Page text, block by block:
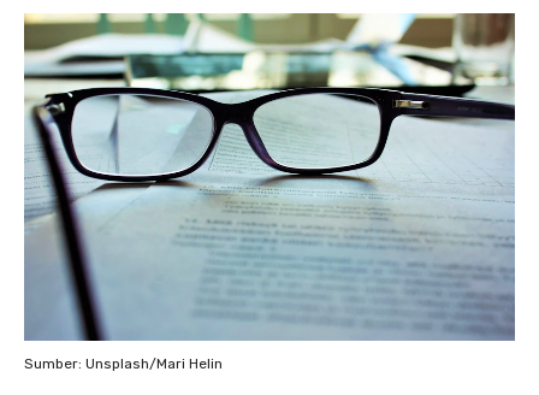
Sumber: Unsplash/Mari Helin